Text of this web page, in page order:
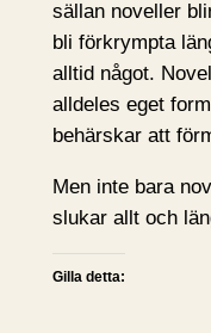
sällan noveller
bli förkrympta
alltid något.
alldeles eget
behärskar att
Men inte bara
slukar allt och
Gilla detta: